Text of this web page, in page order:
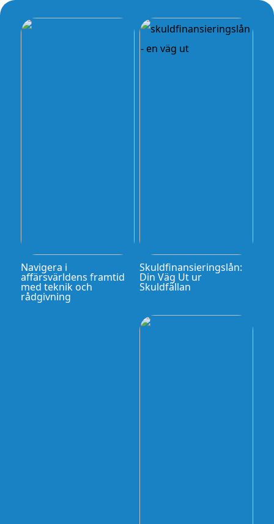
Navigera i
affärsvärldens framtid
med teknik och
rådgivning
Skuldfinansieringslån:
Din Väg Ut ur
Skuldfällan